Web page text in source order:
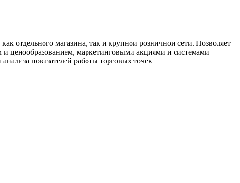
отдельного магазина, так и крупной розничной сети. Позволяет
и ценообразованием, маркетинговыми акциями и системами
показателей работы торговых точек.